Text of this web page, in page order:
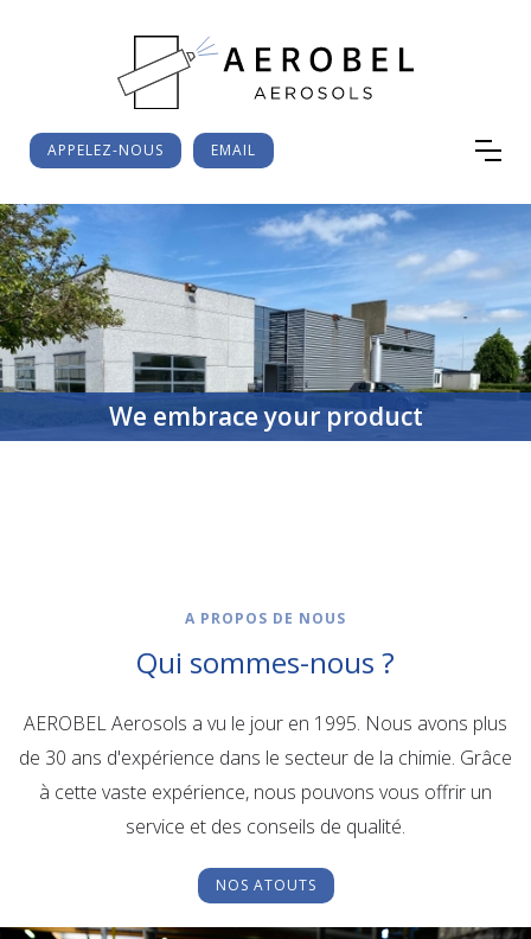
APPELEZ-NOUS EMAIL
We embrace your product
A PROPOS DE NOUS
Qui sommes-nous ?
AEROBEL Aerosols a vu le jour en 1995. Nous avons plus
de 30 ans d'expérience dans le secteur de la chimie. Grâce
à cette vaste expérience, nous pouvons vous offrir un
service et des conseils de qualité.
NOS ATOUTS